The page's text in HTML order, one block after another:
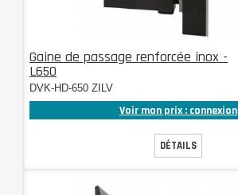
Gaine de passage renforcée inox -
L650
DVK-HD-650 ZILV
Voir mon prix : connexion
DÉTAILS